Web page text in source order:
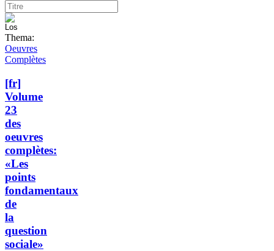
Thema:
Oeuvres
Complètes
[fr]
Volume
23
des
oeuvres
complètes:
«Les
points
fondamentaux
de
la
question
sociale»